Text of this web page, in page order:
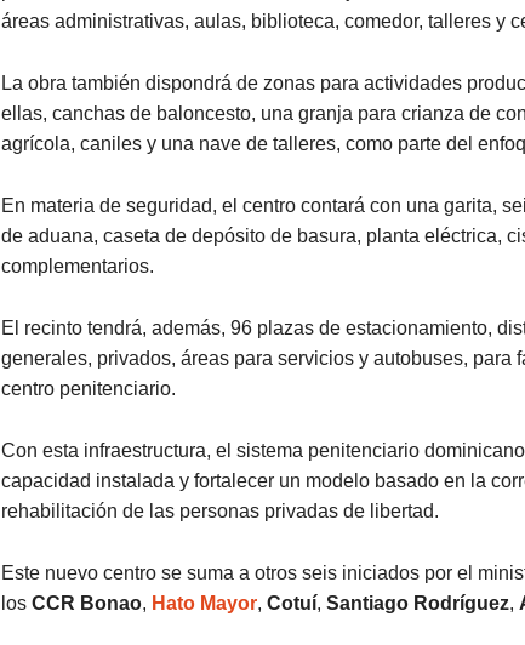
áreas administrativas, aulas, biblioteca, comedor, talleres y
La obra también dispondrá de zonas para actividades
ellas, canchas de baloncesto, una granja para crianza de
agrícola, caniles y una nave de talleres, como parte del
En materia de seguridad, el centro contará con una garita,
de aduana, caseta de depósito de basura, planta eléctrica,
complementarios.
El recinto tendrá, además, 96 plazas de estacionamiento,
generales, privados, áreas para servicios y autobuses, para
centro penitenciario.
Con esta infraestructura, el sistema penitenciario
capacidad instalada y fortalecer un modelo basado en la
rehabilitación de las personas privadas de libertad.
Este nuevo centro se suma a otros seis iniciados por el
los CCR Bonao, Hato Mayor, Cotuí, Santiago Rodríguez,